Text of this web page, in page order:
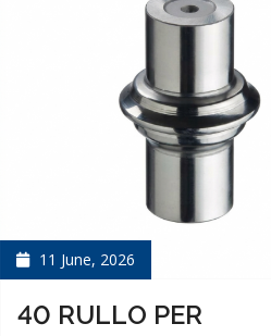
11 June, 2026
40 RULLO PER